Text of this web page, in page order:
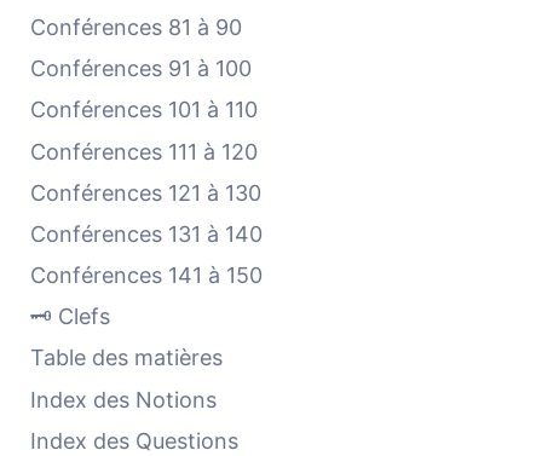
Conférences 81 à 90
Conférences 91 à 100
Conférences 101 à 110
Conférences 111 à 120
Conférences 121 à 130
Conférences 131 à 140
Conférences 141 à 150
🗝️ Clefs
Table des matières
Index des Notions
Index des Questions